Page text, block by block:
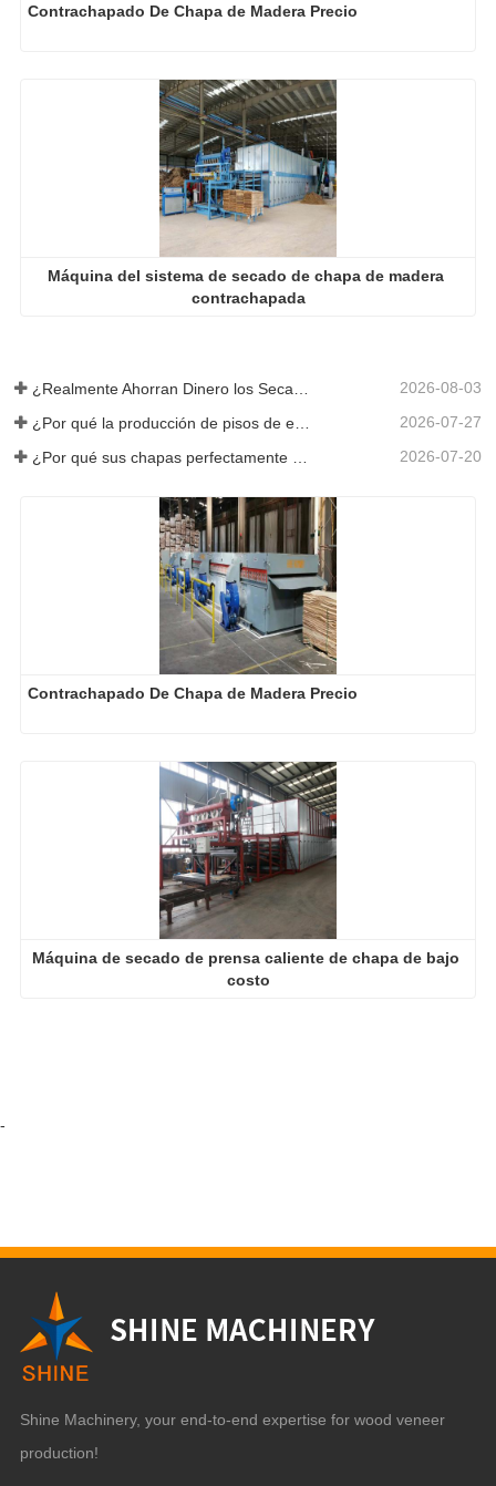
Contrachapado De Chapa de Madera Precio
Máquina del sistema de secado de chapa de madera
contrachapada
2026-08-03
2026-07-27
¿Por qué sus chapas perfectamente secadas se rehumedecen? 2026-07-20
Contrachapado De Chapa de Madera Precio
Máquina de secado de prensa caliente de chapa de bajo
costo
-
Shine Machinery, your end-to-end expertise for wood veneer
production!